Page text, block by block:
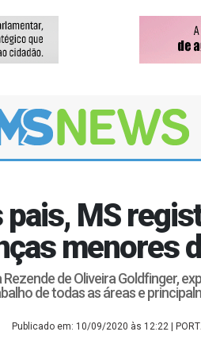
MS
menores
de Oliveira Goldfinger,
de todas as áreas e
Publicado em: 10/09/2020 às 12:22 |